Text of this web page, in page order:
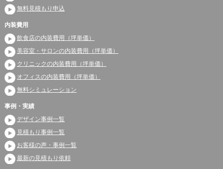
無料見積もり申込
内装費用
飲食店の内装費用（坪単価）
美容室・サロンの内装費用（坪単価）
クリニックの内装費用（坪単価）
オフィスの内装費用（坪単価）
無料シミュレーション
事例・実績
デザイン事例一覧
見積もり事例一覧
お客様の声・事例一覧
最新の見積もり依頼